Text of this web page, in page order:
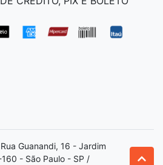
Guanandi, 16 - Jardim
- São Paulo - SP /